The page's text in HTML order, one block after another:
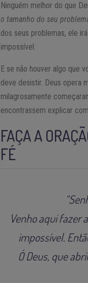
Ninguém melhor do que
o tamanho do seu
dos seus problemas, ele
impossível.
E se não houver algo que
deve desistir. Deus opera
milagrosamente
encontrassem explicar
FAÇA A
FÉ
Venho aqui fazer
impossível.
Ó Deus, que